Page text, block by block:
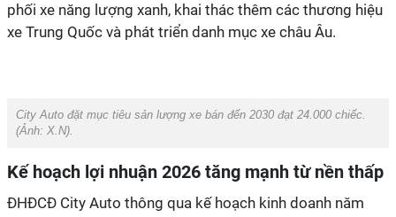
phối xe năng lượng xanh, khai thác thêm các thương hiệu
xe Trung Quốc và phát triển danh mục xe châu Âu.
City Auto đặt mục tiêu sản lượng xe bán đến 2030 đạt 24.000 chiếc.
(Ảnh: X.N).
Kế hoạch lợi nhuận 2026 tăng mạnh từ nền thấp
ĐHĐCĐ City Auto thông qua kế hoạch kinh doanh năm